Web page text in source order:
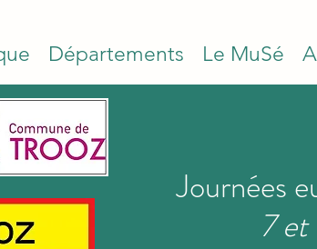
Départements Le MuSé
Journées
7